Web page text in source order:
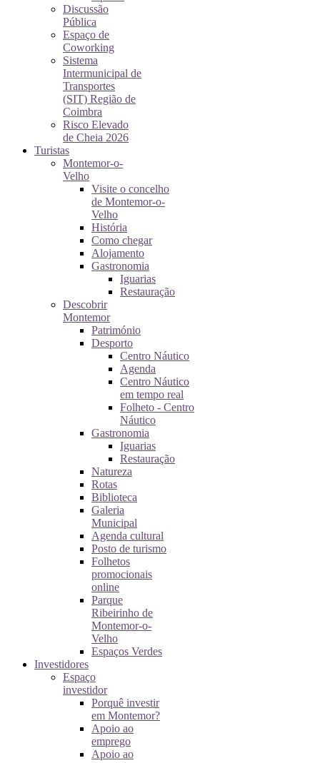
Discussão
Pública
Espaço de
Coworking
Sistema
Intermunicipal de
Transportes
(SIT) Região de
Coimbra
Risco Elevado
de Cheia 2026
Turistas
Montemor-o-
Velho
Visite o concelho
de Montemor-o-
Velho
História
Como chegar
Alojamento
Gastronomia
Iguarias
Restauração
Descobrir
Montemor
Património
Desporto
Centro Náutico
Agenda
Centro Náutico
em tempo real
Folheto - Centro
Náutico
Gastronomia
Iguarias
Restauração
Natureza
Rotas
Biblioteca
Galeria
Municipal
Agenda cultural
Posto de turismo
Folhetos
promocionais
online
Parque
Ribeirinho de
Montemor-o-
Velho
Espaços Verdes
Investidores
Espaço
investidor
Porquê investir
em Montemor?
Apoio ao
emprego
Apoio ao